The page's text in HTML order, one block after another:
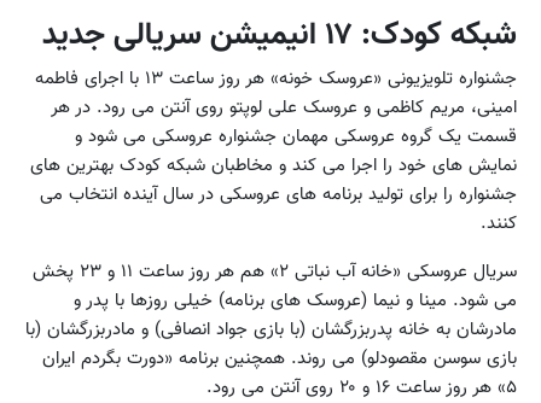
شبکه کودک: ۱۷ انیمیشن سریالی جدید
جشنواره تلویزیونی «عروسک خونه» هر روز ساعت ۱۳ با اجرای فاطمه
امینی، مریم کاظمی و عروسک علی لوپتو روی آنتن می رود. در هر
قسمت یک گروه عروسکی مهمان جشنواره عروسکی می شود و
نمایش های خود را اجرا می کند و مخاطبان شبکه کودک بهترین های
جشنواره را برای تولید برنامه های عروسکی در سال آینده انتخاب می
کنند.
سریال عروسکی «خانه آب نباتی ۲» هم هر روز ساعت ۱۱ و ۲۳ پخش
می شود. مینا و نیما (عروسک های برنامه) خیلی روزها با پدر و
مادرشان به خانه پدربزرگشان (با بازی جواد انصافی) و مادربزرگشان (با
بازی سوسن مقصودلو) می روند. همچنین برنامه «دورت بگردم ایران
۵» هر روز ساعت ۱۶ و ۲۰ روی آنتن می رود.